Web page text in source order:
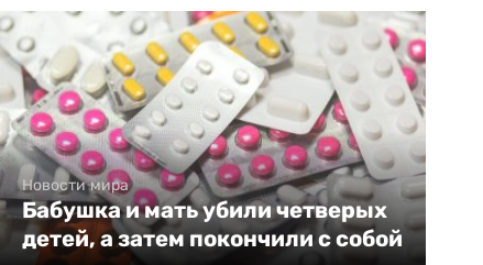
Новости мира
Бабушка и мать убили четверых
детей, а затем покончили с собой